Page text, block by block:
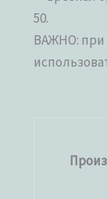
50.
ВАЖНО: при